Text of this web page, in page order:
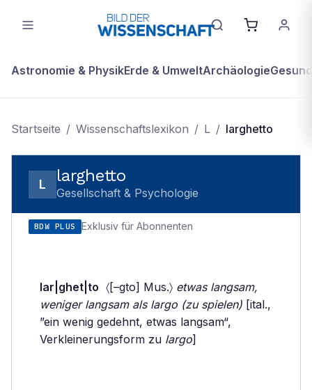
Astronomie & PhysikErde & UmweltArchäologie
Startseite / Wissenschaftslexikon / L / larghetto
L larghetto
Gesellschaft & Psychologie
BDW PLUS Exklusiv für Abonnenten
lar|ghet|to 〈[–gto] Mus.〉 etwas langsam,
weniger langsam als largo (zu spielen) [ital.,
”ein wenig gedehnt, etwas langsam“,
Verkleinerungsform zu largo]